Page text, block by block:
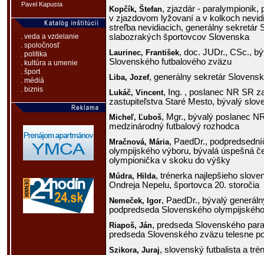
Pavel Kapusta
. veda a vzdelanie
. spoločnosť
. politika
. kultúra a umenie
. šport
. médiá
. biznis
Kopčík, Štefan, zjazdár - paralympionik,
v zjazdovom lyžovaní a v kolkoch
streľba nevidiacich, generálny sekretár
slabozrakých športovcov Slovenska
Laurinec, František, doc. JUDr., CSc.,
Slovenského futbalového zväzu
Liba, Jozef, generálny sekretár
Lukáč, Vincent, Ing. , poslanec NR SR
zastupiteľstva Staré Mesto, bývalý
Micheľ, Ľuboš, Mgr., bývalý poslanec
medzinárodný futbalový rozhodca
Mračnová, Mária, PaedDr.,
olympijského výboru, bývalá úspešná
olympionička v skoku do výšky
Múdra, Hilda, trénerka najlepšieho
Ondreja Nepelu, športovca 20. storočia
Nemeček, Igor, PaedDr., bývalý
podpredseda Slovenského
Riapoš, Ján, predseda Slovenského
predseda Slovenského zväzu telesne
Szikora, Juraj, slovenský futbalista a